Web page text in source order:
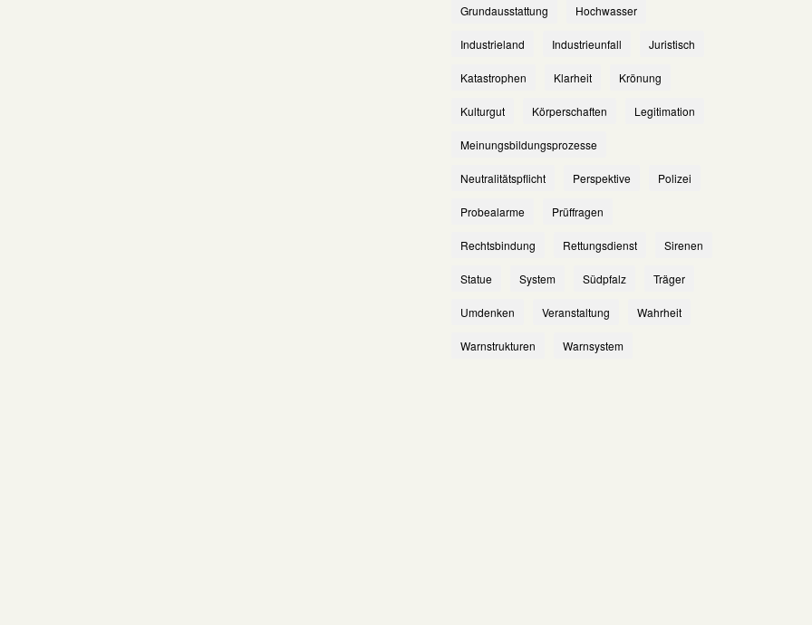
Grundausstattung Hochwasser
Industrieland Industrieunfall Juristisch
Katastrophen Klarheit Krönung
Kulturgut Körperschaften Legitimation
Meinungsbildungsprozesse
Neutralitätspflicht Perspektive Polizei
Probealarme Prüffragen
Rechtsbindung Rettungsdienst Sirenen
Statue System Südpfalz Träger
Umdenken Veranstaltung Wahrheit
Warnstrukturen Warnsystem